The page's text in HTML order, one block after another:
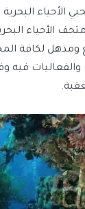
الأحياء البحرية
الأحياء
ومذهل لكافة
فيه